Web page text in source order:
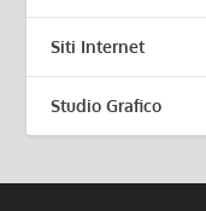
Siti Internet
Studio Grafico